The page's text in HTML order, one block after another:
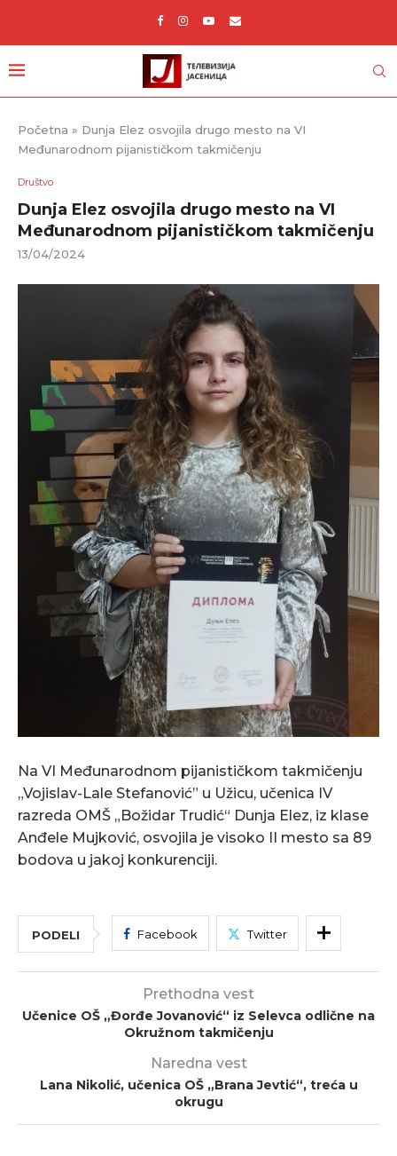
Početna » Dunja Elez osvojila drugo mesto na VI
Međunarodnom pijanističkom takmičenju
Društvo
Dunja Elez osvojila drugo mesto na VI
Međunarodnom pijanističkom takmičenju
13/04/2024
Na VI Međunarodnom pijanističkom takmičenju
„Vojislav-Lale Stefanović” u Užicu, učenica IV
razreda OMŠ „Božidar Trudić“ Dunja Elez, iz klase
Anđele Mujković, osvojila je visoko II mesto sa 89
bodova u jakoj konkurenciji.
PODELI Facebook Twitter
Prethodna vest
Učenice OŠ „Đorđe Jovanović“ iz Selevca odlične na
Okružnom takmičenju
Naredna vest
Lana Nikolić, učenica OŠ „Brana Jevtić“, treća u
okrugu